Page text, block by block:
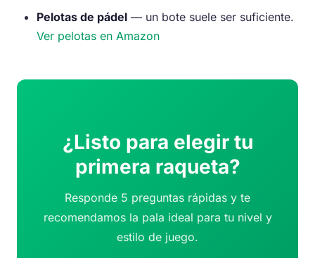
Pelotas de pádel — un bote suele ser suficiente.
Ver pelotas en Amazon
¿Listo para elegir tu
primera raqueta?
Responde 5 preguntas rápidas y te
recomendamos la pala ideal para tu nivel y
estilo de juego.